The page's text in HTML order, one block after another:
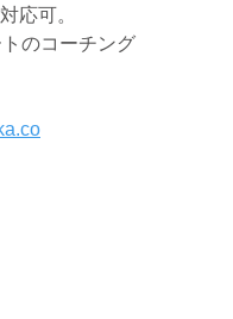
応可。
のコーチング